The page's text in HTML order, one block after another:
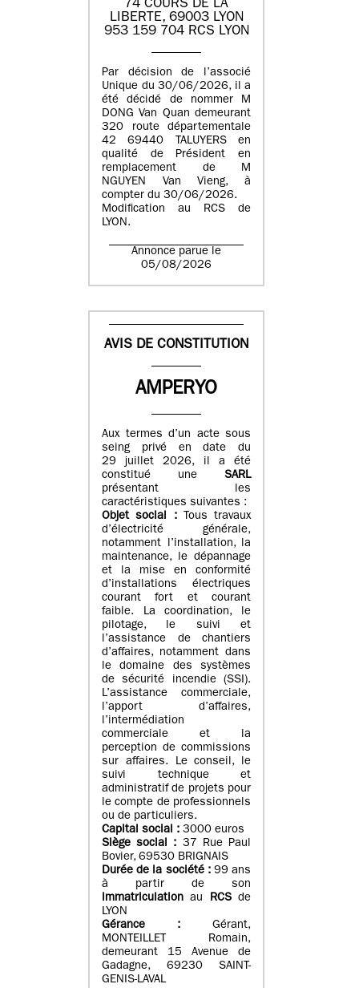
74 COURS DE LA
LIBERTE, 69003 LYON
953 159 704 RCS LYON
Par décision de l’associé
Unique du 30/06/2026, il a
été décidé de nommer M
DONG Van Quan demeurant
320 route départementale
42 69440 TALUYERS en
qualité de Président en
remplacement de M
NGUYEN Van Vieng, à
compter du 30/06/2026.
Modification au RCS de
LYON.
Annonce parue le
05/08/2026
AVIS DE CONSTITUTION
AMPERYO
Aux termes d’un acte sous
seing privé en date du
29 juillet 2026, il a été
constitué une SARL
présentant les
caractéristiques suivantes :
Objet social :
Tous travaux
d’électricité générale,
notamment l’installation, la
maintenance, le dépannage
et la mise en conformité
d’installations électriques
courant fort et courant
faible. La coordination, le
pilotage, le suivi et
l’assistance de chantiers
d’affaires, notamment dans
le domaine des systèmes
de sécurité incendie (SSI).
L’assistance commerciale,
l’apport d’affaires,
l’intermédiation
commerciale et la
perception de commissions
sur affaires. Le conseil, le
suivi technique et
administratif de projets pour
le compte de professionnels
ou de particuliers.
Capital social : 3000 euros
Siège social : 37 Rue Paul
Bovier, 69530 BRIGNAIS
Durée de la société : 99 ans
à partir de son
immatriculation au RCSde
LYON
Gérance :
Gérant,
MONTEILLET Romain,
demeurant 15 Avenue de
Gadagne, 69230 SAINT-
GENIS-LAVAL